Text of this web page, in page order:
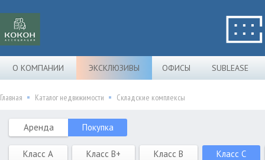
О КОМПАНИИ ЭКСКЛЮЗИВЫ ОФИСЫ SUBLEASE
Главная Каталог недвижимости Складские комплексы
Аренда Покупка
Класс A Класс B+ Класс B Класс C